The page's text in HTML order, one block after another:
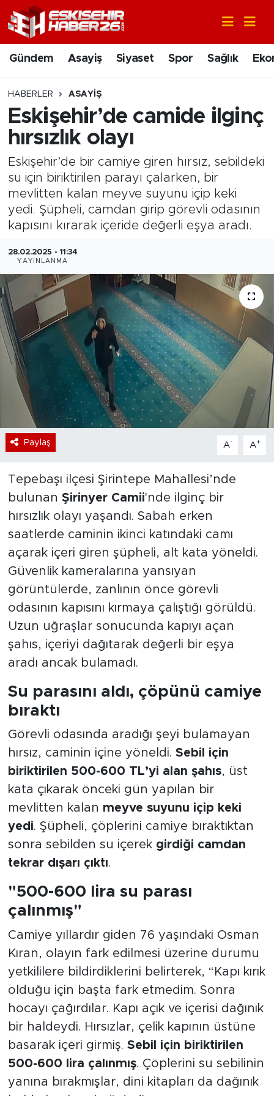
Gündem Asayiş Siyaset Spor Sağlık
HABERLER ASAYIŞ
Eskişehir’de camide ilginç
hırsızlık olayı
Eskişehir’de bir camiye giren hırsız, sebildeki
su için biriktirilen parayı çalarken, bir
mevlitten kalan meyve suyunu içip keki
yedi. Şüpheli, camdan girip görevli odasının
kapısını kırarak içeride değerli eşya aradı.
28.02.2025 - 11:34
YAYINLANMA
Paylaş A- A+
Tepebaşı ilçesi Şirintepe Mahallesi’nde
bulunan Şirinyer Camii'nde ilginç bir
hırsızlık olayı yaşandı. Sabah erken
saatlerde caminin ikinci katındaki camı
açarak içeri giren şüpheli, alt kata yöneldi.
Güvenlik kameralarına yansıyan
görüntülerde, zanlının önce görevli
odasının kapısını kırmaya çalıştığı görüldü.
Uzun uğraşlar sonucunda kapıyı açan
şahıs, içeriyi dağıtarak değerli bir eşya
aradı ancak bulamadı.
Su parasını aldı, çöpünü camiye
bıraktı
Görevli odasında aradığı şeyi bulamayan
hırsız, caminin içine yöneldi. Sebil için
biriktirilen 500-600 TL’yi alan şahıs, üst
kata çıkarak önceki gün yapılan bir
mevlitten kalan meyve suyunu içip keki
yedi. Şüpheli, çöplerini camiye bıraktıktan
sonra sebilden su içerek girdiği camdan
tekrar dışarı çıktı.
"500-600 lira su parası
çalınmış"
Camiye yıllardır giden 76 yaşındaki Osman
Kıran, olayın fark edilmesi üzerine durumu
yetkililere bildirdiklerini belirterek, “Kapı kırık
olduğu için başta fark etmedim. Sonra
hocayı çağırdılar. Kapı açık ve içerisi dağınık
bir haldeydi. Hırsızlar, çelik kapının üstüne
basarak içeri girmiş. Sebil için biriktirilen
500-600 lira çalınmış. Çöplerini su sebilinin
yanına bırakmışlar, dini kitapları da dağınık
Gündem
Asayiş
Siyaset
Spor
Sağlık
Ekonomi
Sanat
Bölge
Teknoloji
Magazin
Dünya
Sektör
Nöbetçi Eczaneler
Hava Durumu
Trafik Durumu
Süper Lig Puan Durumu ve Fikstür
Tüm Manşetler
Son Dakika Haberleri